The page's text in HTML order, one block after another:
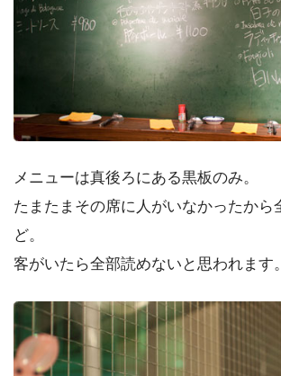
メニューは真後ろにある黒板のみ。
たまたまその席に人がいなかったから
ど。
客がいたら全部読めないと思われます